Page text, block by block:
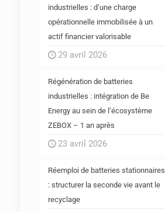
industrielles : d’une charge
opérationnelle immobilisée à un
actif financier valorisable
29 avril 2026
Régénération de batteries
industrielles : intégration de Be
Energy au sein de l’écosystème
ZEBOX – 1 an après
23 avril 2026
Réemploi de batteries stationnaires
: structurer la seconde vie avant le
recyclage